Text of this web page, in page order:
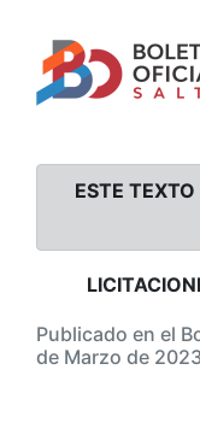
ESTE
Publicado en el
de Marzo de